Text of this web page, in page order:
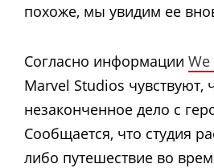
похоже, мы увидим ее
Согласно информации We
Marvel Studios чувствуют,
незаконченное дело с
Сообщается, что студия
либо путешествие во